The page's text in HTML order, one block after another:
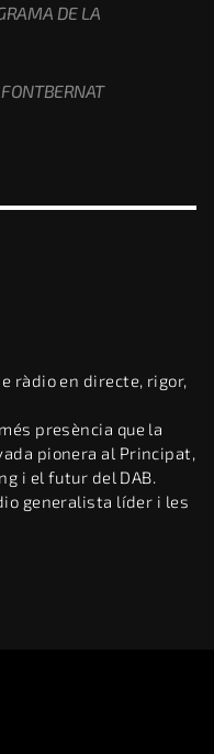
DE LA
ràdio en directe, rigor,
presència que la
pionera al Principat,
i el futur del DAB.
generalista líder i les